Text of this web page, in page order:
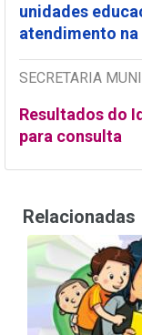
unidades
atendimento
SECRETARIA
Resultados do
para consulta
Relacionadas